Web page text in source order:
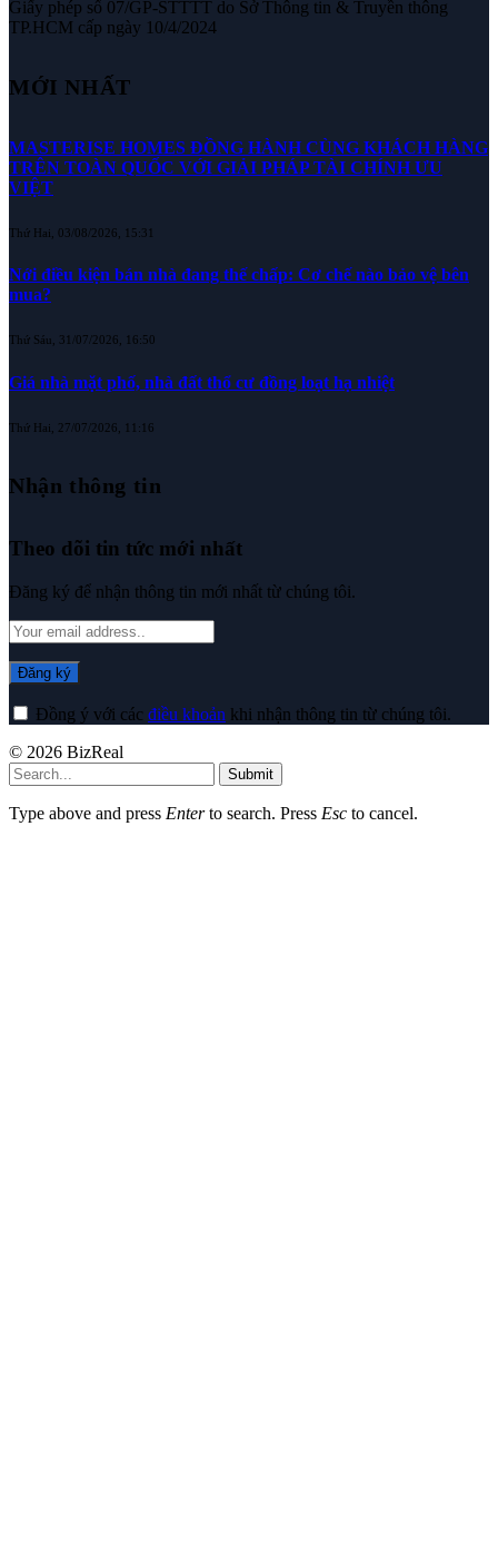
Giấy phép số 07/GP-STTTT do Sở Thông tin & Truyền thông
TP.HCM cấp ngày 10/4/2024
MỚI NHẤT
MASTERISE HOMES ĐỒNG HÀNH CÙNG KHÁCH HÀNG
TRÊN TOÀN QUỐC VỚI GIẢI PHÁP TÀI CHÍNH ƯU
VIỆT
Thứ Hai, 03/08/2026, 15:31
Nới điều kiện bán nhà đang thế chấp: Cơ chế nào bảo vệ bên
mua?
Thứ Sáu, 31/07/2026, 16:50
Giá nhà mặt phố, nhà đất thổ cư đồng loạt hạ nhiệt
Thứ Hai, 27/07/2026, 11:16
Nhận thông tin
Theo dõi tin tức mới nhất
Đăng ký để nhận thông tin mới nhất từ chúng tôi.
Đồng ý với các điều khoản khi nhận thông tin từ chúng tôi.
© 2026 BizReal
Submit
Type above and press Enterto search. Press Esc to cancel.